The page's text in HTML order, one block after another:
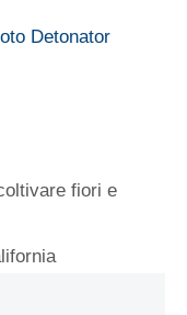
Detonator
fiori e